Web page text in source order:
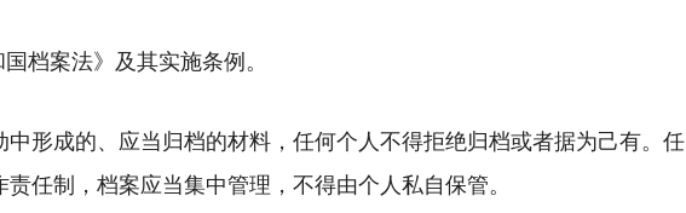
档案法》及其实施条例。
中形成的、应当归档的材料，任何个人不得拒绝归档或者据为己有。任
任制，档案应当集中管理，不得由个人私自保管。